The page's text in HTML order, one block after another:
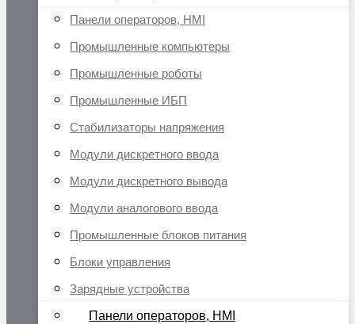
Панели операторов, HMI
Промышленные компьютеры
Промышленные роботы
Промышленные ИБП
Стабилизаторы напряжения
Модули дискретного ввода
Модули дискретного вывода
Модули аналогового ввода
Промышленные блоков питания
Блоки управления
Зарядные устройства
Панели операторов, HMI